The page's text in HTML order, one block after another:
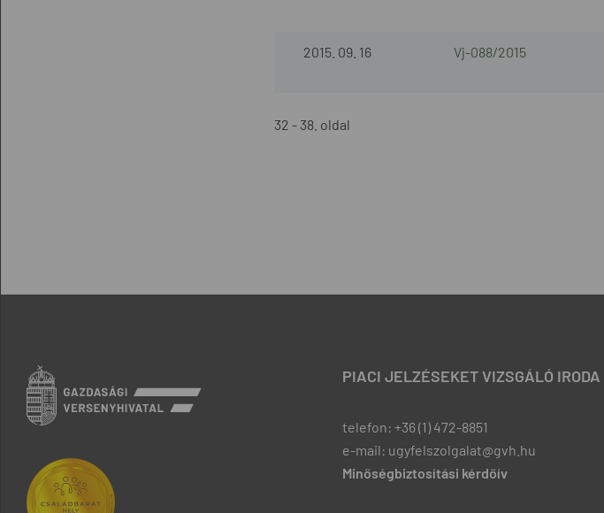
2015. 09. 16 Vj-088/2015
32 - 38. oldal
PIACI JELZÉSEKET VIZSGÁLÓ IRODA
telefon: +36 (1) 472-8851
e-mail: ugyfelszolgalat@gvh.hu
Minőségbiztosítási kérdőív